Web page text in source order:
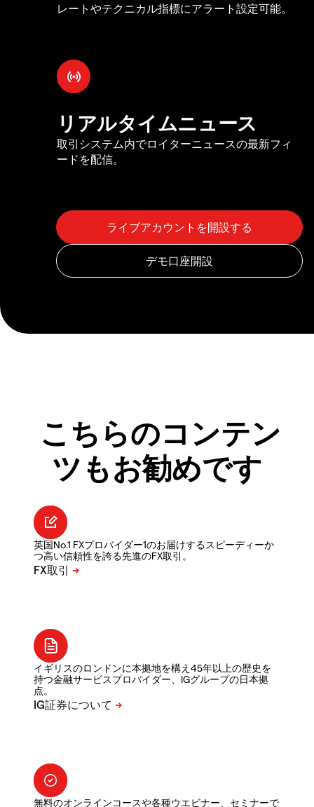
レートやテクニカル指標にアラート設定可能。
リアルタイムニュース
取引システム内でロイターニュースの最新フィ
ードを配信。
こちらのコンテン
ツもお勧めです
英国No.1 FXプロバイダー1のお届けするスピーディーか
つ高い信頼性を誇る先進のFX取引。
イギリスのロンドンに本拠地を構え45年以上の歴史を
持つ金融サービスプロバイダー、IGグループの日本拠
点。
無料のオンラインコースや各種ウエビナー、セミナーで